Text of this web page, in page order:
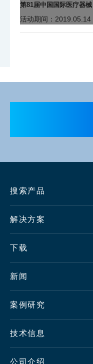
EMC
(电磁兼
容性)
FCC
源
低于
+5℃～
W640
第81届中国国际医疗器
活动期间：2019.05.14
搜索产品
解决方案
下载
新闻
案例研究
技术信息
公司介绍